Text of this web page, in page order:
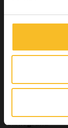
delicate, sono a
pratici da
tossiche. La
per la pulizia e
risparmio di
Bibliografia